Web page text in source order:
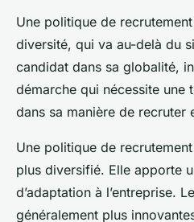
Une politique de
diversité, qui va au-delà du
candidat dans sa globalité,
démarche qui nécessite une
dans sa manière de recruter
Une politique de
plus diversifié. Elle apporte
d’adaptation à l’entreprise.
généralement plus